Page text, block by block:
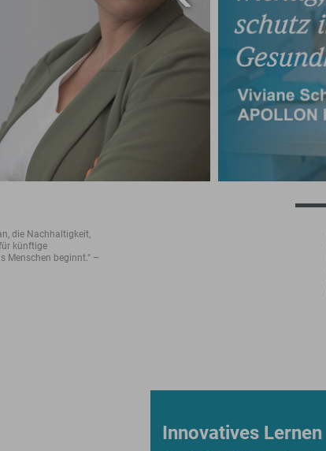
die Nachhaltigkeit,
künftige
Menschen beginnt." –
Innovatives Lernen